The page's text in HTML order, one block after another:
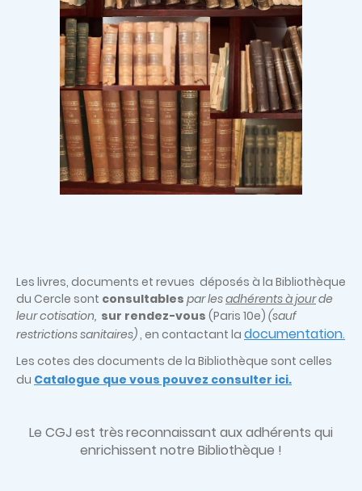
Les livres, documents et revues déposés à la Bibliothèque
du Cercle sont consultables par lesadhérents à jourde
leur cotisation, sur rendez-vous (Paris 10e) (sauf
restrictions sanitaires), en contactant la documentation.
Les cotes des documents de la Bibliothèque sont celles
du Catalogue que vous pouvez consulter ici.
Le CGJ est trèsreconnaissant aux adhérents qui
enrichissent notre Bibliothèque !